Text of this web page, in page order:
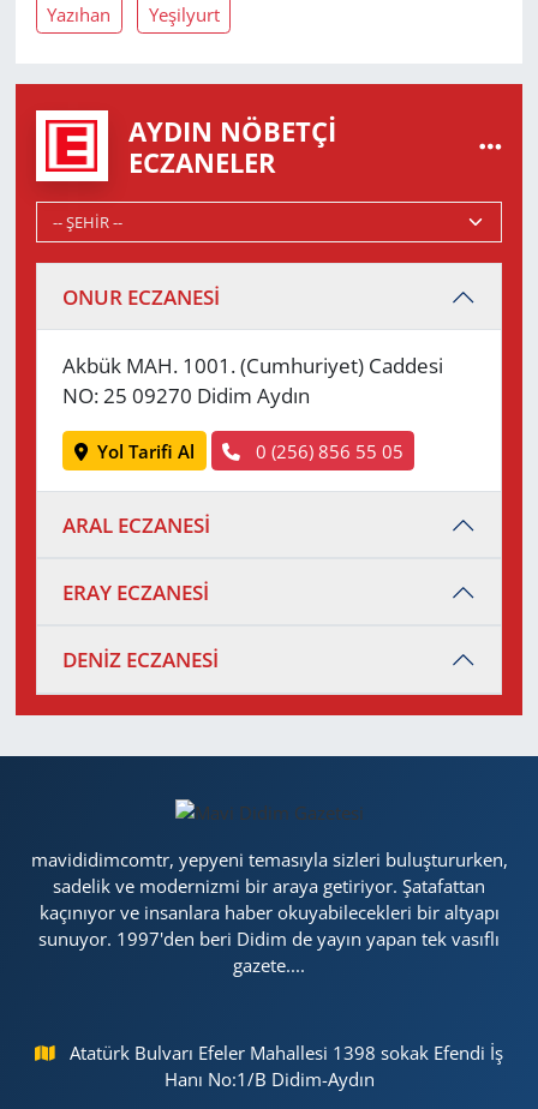
Yazıhan Yeşilyurt
AYDIN NÖBETÇI
ECZANELER
ONUR ECZANESİ
Akbük MAH. 1001. (Cumhuriyet) Caddesi
NO: 25 09270 Didim Aydın
Yol Tarifi Al 0 (256) 856 55 05
ARAL ECZANESİ
ERAY ECZANESİ
DENİZ ECZANESİ
mavididimcomtr, yepyeni temasıyla sizleri buluştururken,
sadelik ve modernizmi bir araya getiriyor. Şatafattan
kaçınıyor ve insanlara haber okuyabilecekleri bir altyapı
sunuyor. 1997'den beri Didim de yayın yapan tek vasıflı
gazete....
Atatürk Bulvarı Efeler Mahallesi 1398 sokak Efendi İş
Hanı No:1/B Didim-Aydın